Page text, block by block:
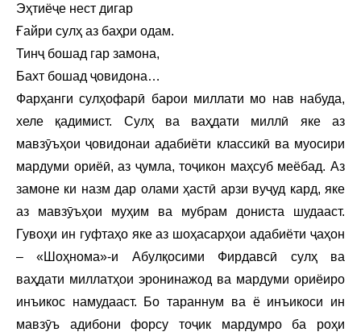
Эҳтиёҷе нест дигар
Ғайри сулҳ аз баҳри одам.
Тинҷ бошад гар замона,
Бахт бошад ҷовидона…
Фарҳанги сулҳофарӣ барои миллати мо нав набуда,
хеле қадимист. Сулҳ ва ваҳдати миллӣ яке аз
мавзӯъҳои ҷовидонаи адабиёти классикӣ ва муосири
мардуми ориёӣ, аз ҷумла, тоҷикон маҳсуб меёбад. Аз
замоне ки назм дар олами ҳастӣ арзи вуҷуд кард, яке
аз мавзӯъҳои муҳим ва мубрам дониста шудааст.
Гувоҳи ин гуфтаҳо яке аз шоҳасарҳои адабиёти ҷаҳон
– «Шоҳнома»-и Абулқосими Фирдавсӣ сулҳ ва
ваҳдати миллатҳои эронинажод ва мардуми ориёиро
инъикос намудааст. Бо тараннум ва ё инъикоси ин
мавзӯъ адибони форсу тоҷик мардумро ба роҳи